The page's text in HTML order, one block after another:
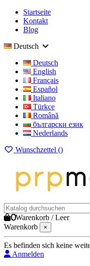
Startseite
Kontakt
Blog
Deutsch
Deutsch
English
Français
Español
Italiano
Türkçe
Română
български език
Nederlands
Wunschzettel ()
0Warenkorb /Leer
Warenkorb
×
Es befinden sich keine
Anmelden